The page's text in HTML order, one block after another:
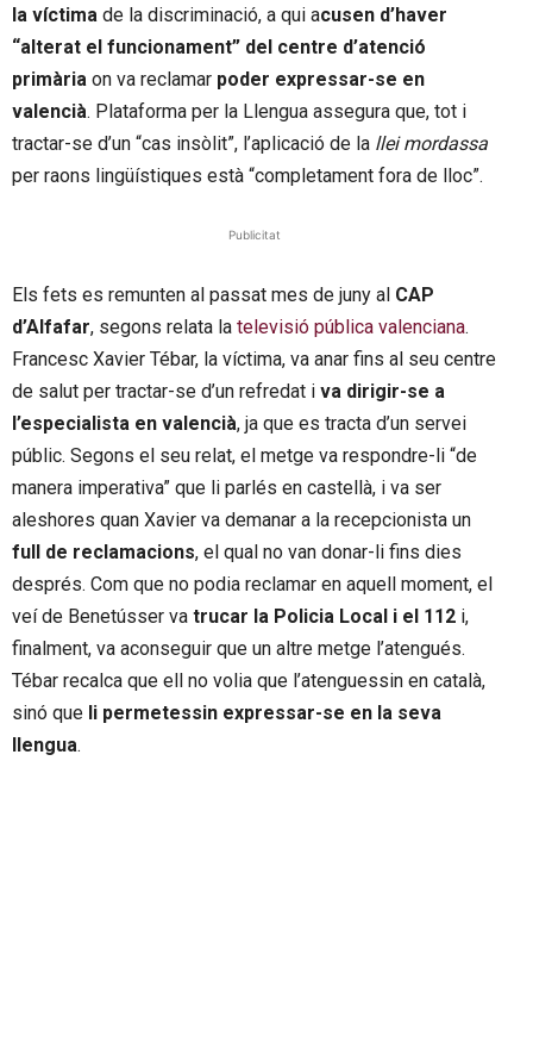
la víctima de la discriminació, a qui acusen d’haver
“alterat el funcionament” del centre d’atenció
primària on va reclamar poder expressar-se en
valencià. Plataforma per la Llengua assegura que, tot i
tractar-se d’un “cas insòlit”, l’aplicació de la llei mordassa
per raons lingüístiques està “completament fora de lloc”.
Publicitat
Els fets es remunten al passat mes de juny al CAP
d’Alfafar, segons relata la televisió pública valenciana.
Francesc Xavier Tébar, la víctima, va anar fins al seu centre
de salut per tractar-se d’un refredat i va dirigir-se a
l’especialista en valencià, ja que es tracta d’un servei
públic. Segons el seu relat, el metge va respondre-li “de
manera imperativa” que li parlés en castellà, i va ser
aleshores quan Xavier va demanar a la recepcionista un
full de reclamacions, el qual no van donar-li fins dies
després. Com que no podia reclamar en aquell moment, el
veí de Benetússer va trucar la Policia Local i el 112 i,
finalment, va aconseguir que un altre metge l’atengués.
Tébar recalca que ell no volia que l’atenguessin en català,
sinó que li permetessin expressar-se en la seva
llengua.